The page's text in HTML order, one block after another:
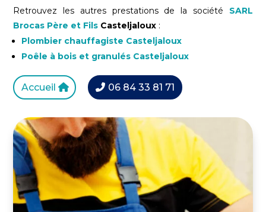
Retrouvez les autres prestations de la société SARL
Brocas Père et Fils Casteljaloux :
Plombier chauffagiste Casteljaloux
Poêle à bois et granulés Casteljaloux
Accueil 06 84 33 81 71